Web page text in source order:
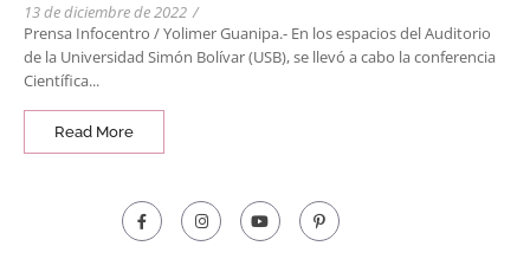
13 de diciembre de 2022 /
Prensa Infocentro / Yolimer Guanipa.- En los espacios del Auditorio
de la Universidad Simón Bolívar (USB), se llevó a cabo la conferencia
Científica...
Read More